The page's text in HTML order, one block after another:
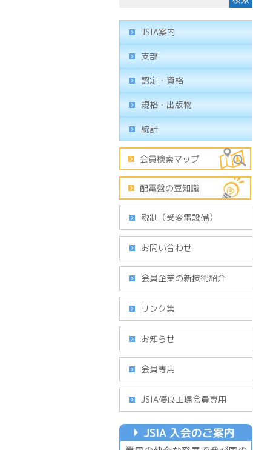
JSIA案内
支部
認定・資格
規格・出版物
統計
税制（受変電設備）
お問い合わせ
会員企業の新技術紹介
リンク集
お知らせ
会員専用
JSIA優良工場会員専用